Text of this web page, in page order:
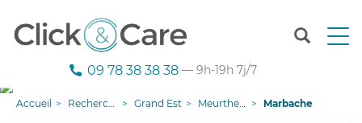
T
09 78 38 38 38 — 9h-19h 7j/7
Accueil Recherche aide à domicile Grand Est Meurthe-et-Moselle Marbache